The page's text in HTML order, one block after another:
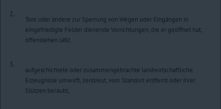
2.
Tore oder andere zur Sperrung von Wegen oder Eingängen in
eingefriedigte Felder dienende Vorrichtungen, die er geöffnet hat,
offenstehen läßt.
3.
aufgeschichtete oder zusammengebrachte landwirtschaftliche
Erzeugnisse umwirft, zerstreut, vom Standort entfernt oder ihrer
Stützen beraubt,